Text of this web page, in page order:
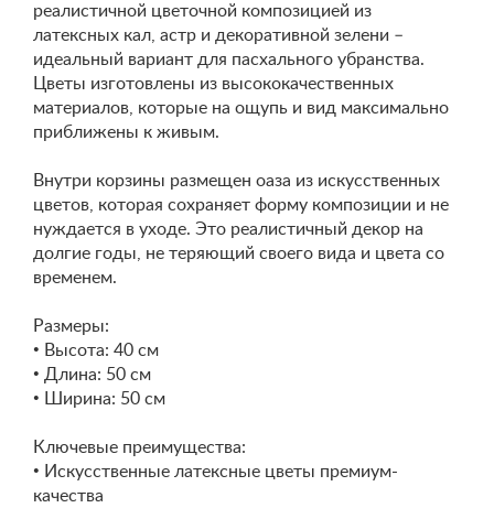
реалистичной цветочной композицией из
латексных кал, астр и декоративной зелени –
идеальный вариант для пасхального убранства.
Цветы изготовлены из высококачественных
материалов, которые на ощупь и вид максимально
приближены к живым.
Внутри корзины размещен оаза из искусственных
цветов, которая сохраняет форму композиции и не
нуждается в уходе. Это реалистичный декор на
долгие годы, не теряющий своего вида и цвета со
временем.
Размеры:
• Высота: 40 см
• Длина: 50 см
• Ширина: 50 см
Ключевые преимущества:
• Искусственные латексные цветы премиум-
качества